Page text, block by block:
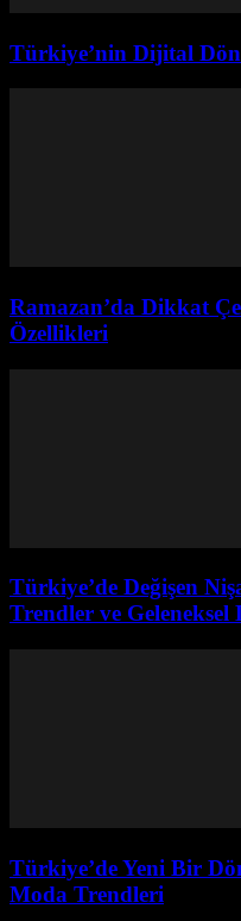
Türkiye’nin Dijital
Ramazan’da Dikkat
Özellikleri
Türkiye’de Değişen
Trendler ve Geleneksel
Türkiye’de Yeni Bir
Moda Trendleri